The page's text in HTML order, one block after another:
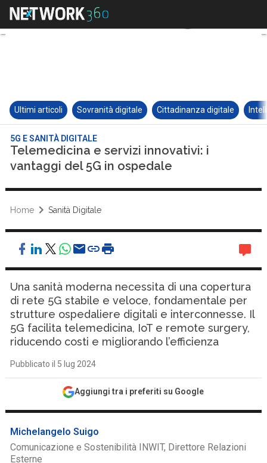
Ultimi articoli Sovranità digitale Cittadinanza digitale
5G E SANITÀ DIGITALE
Telemedicina e servizi innovativi: i
vantaggi del 5G in ospedale
Home Sanità Digitale
Una sanità moderna necessita di una copertura
di rete 5G stabile e veloce, fondamentale per
strutture ospedaliere digitali e interconnesse. Il
5G facilita telemedicina, IoT e remote surgery,
riducendo costi e migliorando l’efficienza
Pubblicato il 5 lug 2024
Aggiungi tra i preferiti su Google
Michelangelo Suigo
Comunicazione e Sostenibilità INWIT, Direttore Relazioni
Esterne